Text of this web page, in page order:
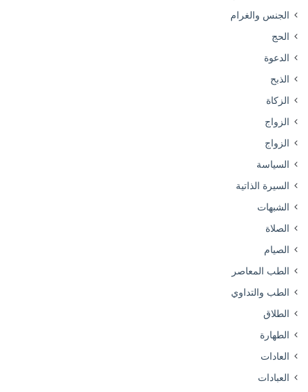
الجنس والغرام
الحج
الدعوة
الذبح
الزكاة
الزواج
الزواج
السياسة
السيرة الذاتية
الشبهات
الصلاة
الصيام
الطب المعاصر
الطب والتداوي
الطلاق
الطهارة
العادات
العبادات